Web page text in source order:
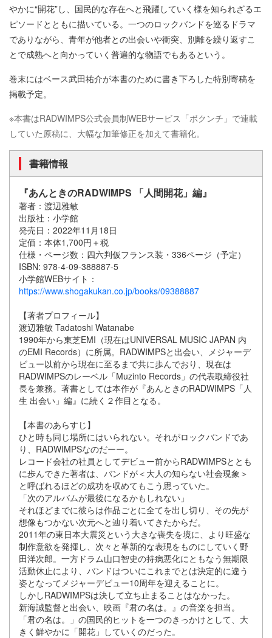
やかに“開花”し、国民的な存在へと飛躍していく様を知られざるエ
ピソードとともに描いている。一つのロックバンドを巡るドラマ
でありながら、青年が他者との出会いや衝突、別離を繰り返すこ
とで成熟へと向かっていく普遍的な物語でもあるという。
巻末にはベース武田祐介が本書のために書き下ろした特別寄稿を
掲載予定。
※本書はRADWIMPS公式会員制WEBサービス「ボクンチ」で連載
していた原稿に、大幅な加筆修正を加えて書籍化。
書籍情報
『あんときのRADWIMPS 「人間開花」編』
著者：渡辺雅敏
出版社：小学館
発売日：2022年11月18日
定価：本体1,700円＋税
仕様・ページ数：四六判仮フランス装・336ページ（予定）
ISBN: 978-4-09-388887-5
小学館WEBサイト：
https://www.shogakukan.co.jp/books/09388887
【著者プロフィール】
渡辺雅敏 Tadatoshi Watanabe
1990年から東芝EMI（現在はUNIVERSAL MUSIC JAPAN 内
のEMI Records）に所属。RADWIMPSと出会い、メジャーデ
ビュー以前から現在に至るまで共に歩んでおり、現在は
RADWIMPSのレーベル「Muzinto Records」の代表取締役社
長を兼務。著書としては本作が『あんときのRADWIMPS「人
生 出会い」編』に続く２作目となる。
【本書のあらすじ】
ひと時も同じ場所にはいられない。それがロックバンドであ
り、RADWIMPSなのだーー。
レコード会社の社員としてデビュー前からRADWIMPSととも
に歩んできた著者は、バンドが＜大人の知らない社会現象＞
と呼ばれるほどの成功を収めてもこう思っていた。
「次のアルバムが最後になるかもしれない」
それほどまでに彼らは作品ごとに全てを出し切り、その先が
想像もつかない次元へと辿り着いてきたからだ。
2011年の東日本大震災という大きな喪失を境に、より旺盛な
制作意欲を発揮し、次々と革新的な表現をものにしていく野
田洋次郎。一方ドラム山口智史の持病悪化にともなう無期限
活動休止により、バンドはついにこれまでとは決定的に違う
姿となってメジャーデビュー10周年を迎えることに。
しかしRADWIMPSは決して立ち止まることはなかった。
新海誠監督と出会い、映画『君の名は。』の音楽を担当。
「君の名は。」の国民的ヒットを一つのきっかけとして、大
きく鮮やかに「開花」していくのだった。